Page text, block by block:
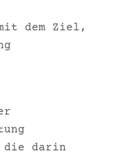
dem Ziel,
die darin